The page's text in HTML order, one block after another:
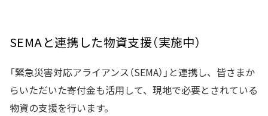
SEMAと連携した物資支援（実施中）
「緊急災害対応アライアンス（SEMA）」と連携し、皆さまか
らいただいた寄付金も活用して、現地で必要とされている
物資の支援を行います。